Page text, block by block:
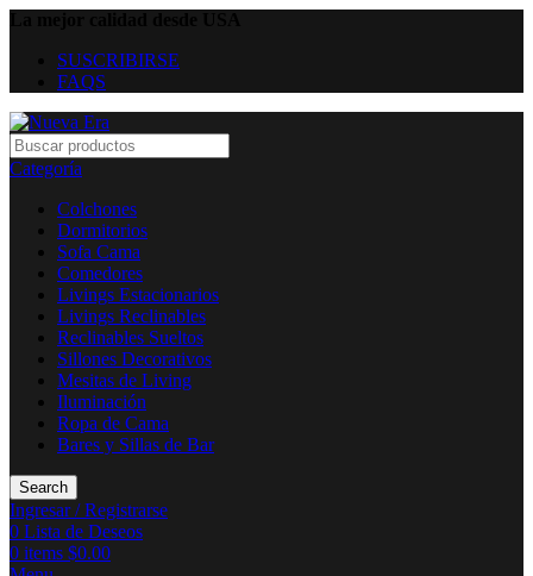
SUSCRIBIRSE
FAQS
Categoría
Colchones
Dormitorios
Sofa Cama
Comedores
Livings Estacionarios
Livings Reclinables
Reclinables Sueltos
Sillones Decorativos
Mesitas de Living
Iluminación
Ropa de Cama
Bares y Sillas de Bar
Search
Ingresar / Registrarse
0 Lista de Deseos
0 items $0.00